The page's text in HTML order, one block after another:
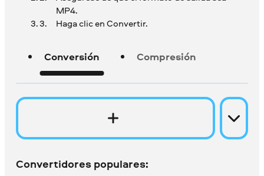
MP4.
Haga clic en Convertir.
Conversión Compresión
Convertidores populares: